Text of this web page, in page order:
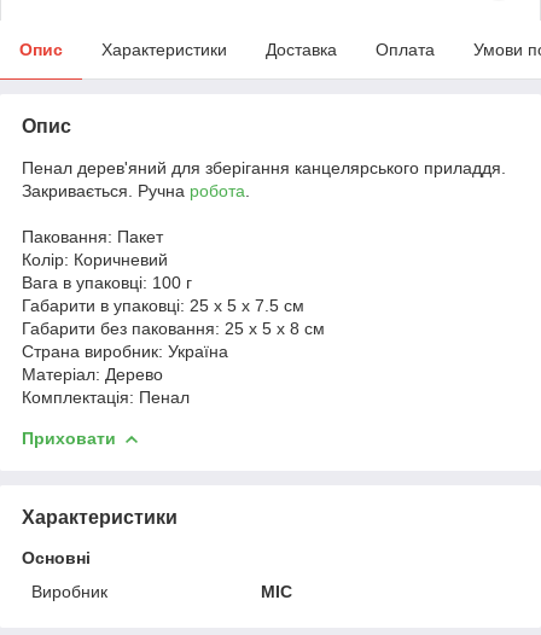
Опис Характеристики Доставка Оплата Умови
Опис
Пенал дерев'яний для зберігання канцелярського приладдя.
Закривається. Ручна робота
Паковання: Пакет
Колір: Коричневий
Вага в упаковці: 100 г
Габарити в упаковці: 25 x 5 x 7.5 см
Габарити без паковання: 25 x 5 x 8 см
Страна виробник: Україна
Матеріал: Дерево
Комплектація: Пенал
Приховати
Характеристики
Основні
Виробник
MIC